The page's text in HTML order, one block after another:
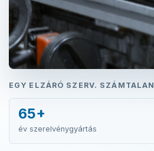
EGY ELZÁRÓ SZERV.
65+
év szerelvénygyártás